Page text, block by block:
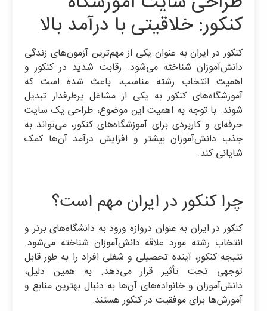
کنکور: خلاقیتی با درآمد بالا
کنکور در ایران به عنوان یکی از مهم‌ترین آزمون‌های زندگی
دانش‌آموزان شناخته می‌شود. رقابت شدید در کنکور و
اهمیت انتخاب رشته مناسب، باعث شده است که
آموزشگاه‌های کنکور به یکی از مشاغل پرطرفدار تبدیل
شوند. با توجه به اهمیت این موضوع، طراحی یک سایت
حرفه‌ای و کاربردی برای آموزشگاه‌های کنکور، می‌تواند به
جذب دانش‌آموزان بیشتر و افزایش درآمد آن‌ها کمک
شایانی کند.
چرا کنکور در ایران مهم است؟
کنکور در ایران به عنوان دروازه ورود به دانشگاه‌های برتر و
انتخاب رشته مورد علاقه دانش‌آموزان شناخته می‌شود.
نتیجه کنکور، آینده تحصیلی و شغلی افراد را به طور قابل
توجهی تحت تأثیر قرار می‌دهد. به همین دلیل،
دانش‌آموزان و خانواده‌های آن‌ها به دنبال بهترین منابع و
آموزش‌ها برای موفقیت در کنکور هستند.